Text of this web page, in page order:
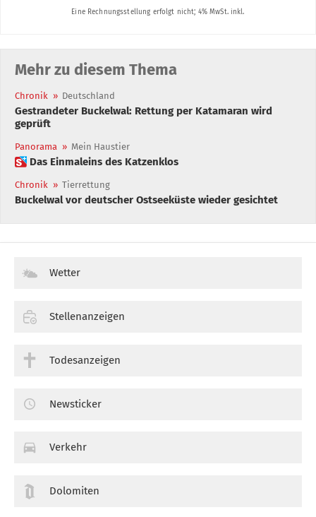
Mehr zu diesem Thema
Chronik » Deutschland
Gestrandeter Buckelwal: Rettung per Katamaran wird
geprüft
Panorama » Mein Haustier
 Das Einmaleins des Katzenklos
Chronik » Tierrettung
Buckelwal vor deutscher Ostseeküste wieder gesichtet
Wetter
Stellenanzeigen
Todesanzeigen
Newsticker
Verkehr
Dolomiten